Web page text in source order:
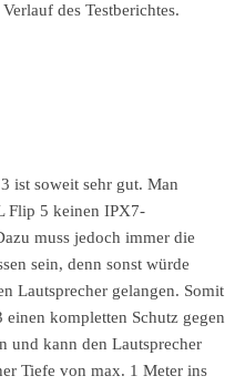
des Testberichtes.
ist soweit sehr gut. Man
Flip 5 keinen IPX7-
muss jedoch immer die
sein, denn sonst würde
Lautsprecher gelangen. Somit
kompletten Schutz gegen
und kann den Lautsprecher
Tiefe von max. 1 Meter ins